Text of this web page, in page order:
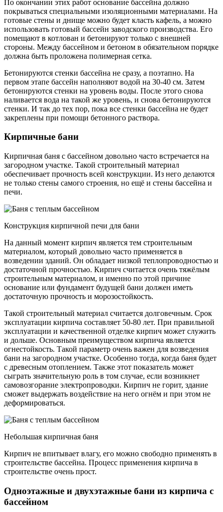
По окончании этих работ основание бассейна должно
покрываться специальными изоляционными материалами. На
готовые стены и днище можно будет класть кафель, а можно
использовать готовый бассейн заводского производства. Его
помещают в котлован и бетонируют только с внешней
стороны. Между бассейном и бетоном в обязательном порядке
должна быть проложена полимерная сетка.
Бетонируются стенки бассейна не сразу, а поэтапно. На
первом этапе бассейн наполняют водой на 30-40 см. Затем
бетонируются стенки на уровень воды. После этого снова
наливается вода на такой же уровень, и снова бетонируются
стенки. И так до тех пор, пока все стенки бассейна не будет
закреплены при помощи бетонного раствора.
Кирпичные бани
Кирпичная баня с бассейном довольно часто встречается на
загородном участке. Такой строительный материал
обеспечивает прочность всей конструкции. Из него делаются
не только стены самого строения, но ещё и стены бассейна и
печи.
Конструкция кирпичной печи для бани
На данный момент кирпич является тем строительным
материалом, который довольно часто применяется в
возведении зданий. Он обладает низкой теплопроводностью и
достаточной прочностью. Кирпич считается очень тяжёлым
строительным материалом, и именно по этой причине
основание или фундамент будущей бани должен иметь
достаточную прочность и морозостойкость.
Такой строительный материал считается долговечным. Срок
эксплуатации кирпича составляет 50-80 лет. При правильной
эксплуатации и качественной отделке кирпич может служить
и дольше. Основным преимуществом кирпича является
огнестойкость. Такой параметр очень важен для возведения
бани на загородном участке. Особенно тогда, когда баня будет
с древесным отоплением. Также этот показатель может
сыграть значительную роль в том случае, если возникнет
самовозгорание электропроводки. Кирпич не горит, здание
сможет выдержать воздействие на него огнём и при этом не
деформироваться.
Небольшая кирпичная баня
Кирпич не впитывает влагу, его можно свободно применять в
строительстве бассейна. Процесс применения кирпича в
строительстве очень прост.
Одноэтажные и двухэтажные бани из кирпича с
бассейном